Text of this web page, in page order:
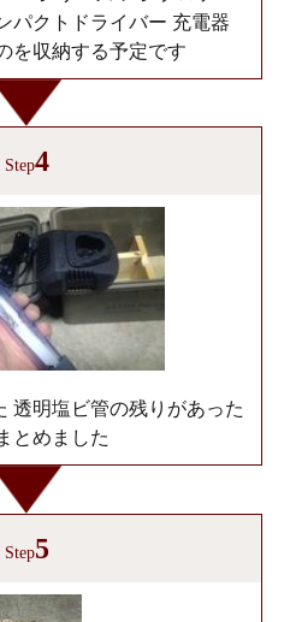
パクトドライバー 充電器
を収納する予定です
Step4
透明塩ビ管の残りがあった
とめました
Step5